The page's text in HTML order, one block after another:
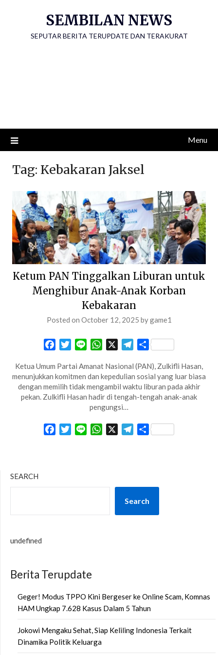
SEMBILAN NEWS
SEPUTAR BERITA TERUPDATE DAN TERAKURAT
Menu
Tag: Kebakaran Jaksel
Ketum PAN Tinggalkan Liburan untuk
Menghibur Anak-Anak Korban
Kebakaran
Posted on October 12, 2025 bygame1
FacebookTwitterLine WhatsApp Telegram
Share
Ketua Umum Partai Amanat Nasional (PAN), Zulkifli Hasan,
menunjukkan komitmen dan kepedulian sosial yang luar biasa
dengan memilih tidak mengambil waktu liburan pada akhir
pekan. Zulkifli Hasan hadir di tengah-tengah anak-anak
pengungsi…
FacebookTwitterLine WhatsApp Telegram
Share
SEARCH
Search
undefined
Berita Terupdate
Geger! Modus TPPO Kini Bergeser ke Online Scam, Komnas
HAM Ungkap 7.628 Kasus Dalam 5 Tahun
Jokowi Mengaku Sehat, Siap Keliling Indonesia Terkait
Dinamika Politik Keluarga